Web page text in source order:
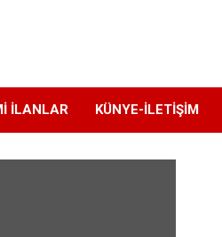
İLANLAR KÜNYE-İLETIŞIM